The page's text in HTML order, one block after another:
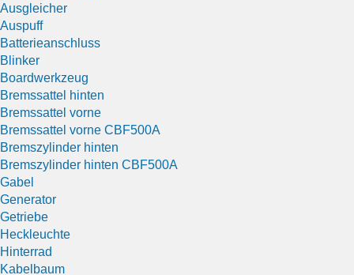
Ausgleicher
Auspuff
Batterieanschluss
Blinker
Boardwerkzeug
Bremssattel hinten
Bremssattel vorne
Bremssattel vorne CBF500A
Bremszylinder hinten
Bremszylinder hinten CBF500A
Gabel
Generator
Getriebe
Heckleuchte
Hinterrad
Kabelbaum